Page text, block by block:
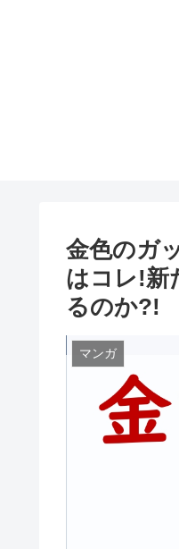
金色のガ
はコレ!新
るのか?!
マンガ